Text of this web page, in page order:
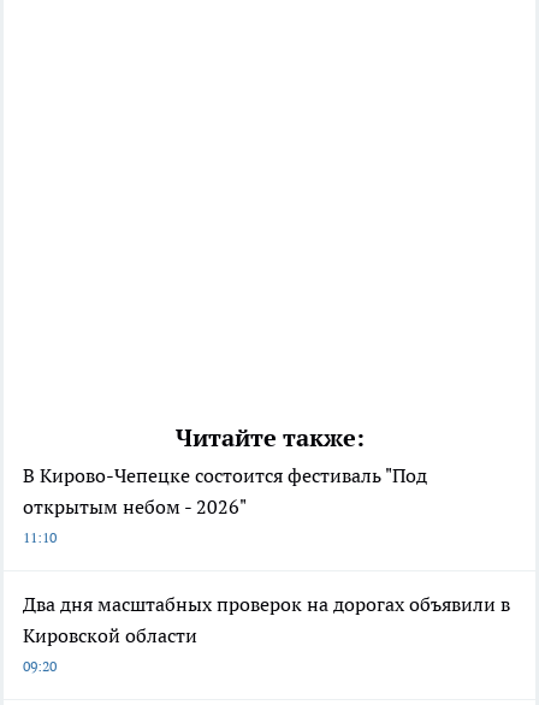
Читайте также:
В Кирово-Чепецке состоится фестиваль "Под
открытым небом - 2026"
11:10
Два дня масштабных проверок на дорогах объявили в
Кировской области
09:20